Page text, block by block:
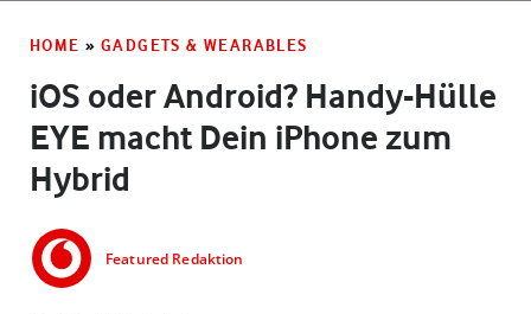
HOME » GADGETS & WEARABLES
iOS oder Android? Handy-Hülle
EYE macht Dein iPhone zum
Hybrid
Featured Redaktion